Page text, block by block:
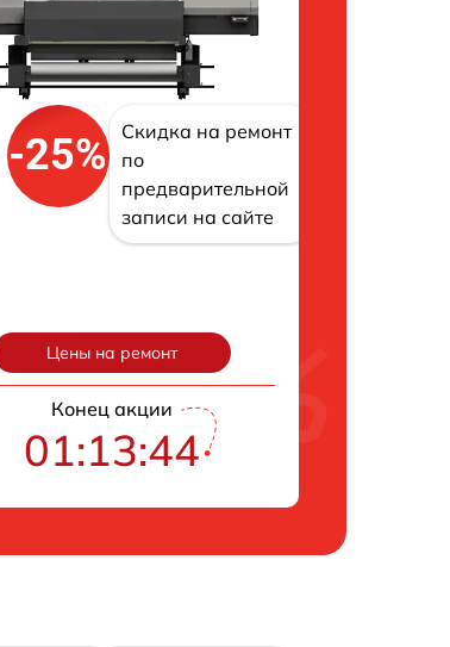
-25%
Скидка на ремонт
по
предварительной
записи на сайте
Цены на ремонт
Конец акции
01:13:43